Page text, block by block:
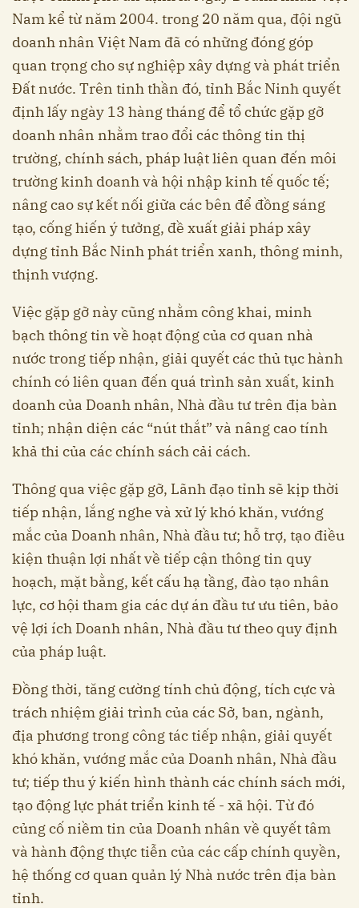
Nam kể từ năm 2004. trong 20 năm qua, đội ngũ
doanh nhân Việt Nam đã có những đóng góp
quan trọng cho sự nghiệp xây dựng và phát triển
Đất nước. Trên tinh thần đó, tỉnh Bắc Ninh quyết
định lấy ngày 13 hàng tháng để tổ chức gặp gỡ
doanh nhân nhằm trao đổi các thông tin thị
trường, chính sách, pháp luật liên quan đến môi
trường kinh doanh và hội nhập kinh tế quốc tế;
nâng cao sự kết nối giữa các bên để đồng sáng
tạo, cống hiến ý tưởng, đề xuất giải pháp xây
dựng tỉnh Bắc Ninh phát triển xanh, thông minh,
thịnh vượng.
Việc gặp gỡ này cũng nhằm công khai, minh
bạch thông tin về hoạt động của cơ quan nhà
nước trong tiếp nhận, giải quyết các thủ tục hành
chính có liên quan đến quá trình sản xuất, kinh
doanh của Doanh nhân, Nhà đầu tư trên địa bàn
tỉnh; nhận diện các “nút thắt” và nâng cao tính
khả thi của các chính sách cải cách.
Thông qua việc gặp gỡ, Lãnh đạo tỉnh sẽ kịp thời
tiếp nhận, lắng nghe và xử lý khó khăn, vướng
mắc của Doanh nhân, Nhà đầu tư; hỗ trợ, tạo điều
kiện thuận lợi nhất về tiếp cận thông tin quy
hoạch, mặt bằng, kết cấu hạ tầng, đào tạo nhân
lực, cơ hội tham gia các dự án đầu tư ưu tiên, bảo
vệ lợi ích Doanh nhân, Nhà đầu tư theo quy định
của pháp luật.
Đồng thời, tăng cường tính chủ động, tích cực và
trách nhiệm giải trình của các Sở, ban, ngành,
địa phương trong công tác tiếp nhận, giải quyết
khó khăn, vướng mắc của Doanh nhân, Nhà đầu
tư; tiếp thu ý kiến hình thành các chính sách mới,
tạo động lực phát triển kinh tế - xã hội. Từ đó
củng cố niềm tin của Doanh nhân về quyết tâm
và hành động thực tiễn của các cấp chính quyền,
hệ thống cơ quan quản lý Nhà nước trên địa bàn
tỉnh.